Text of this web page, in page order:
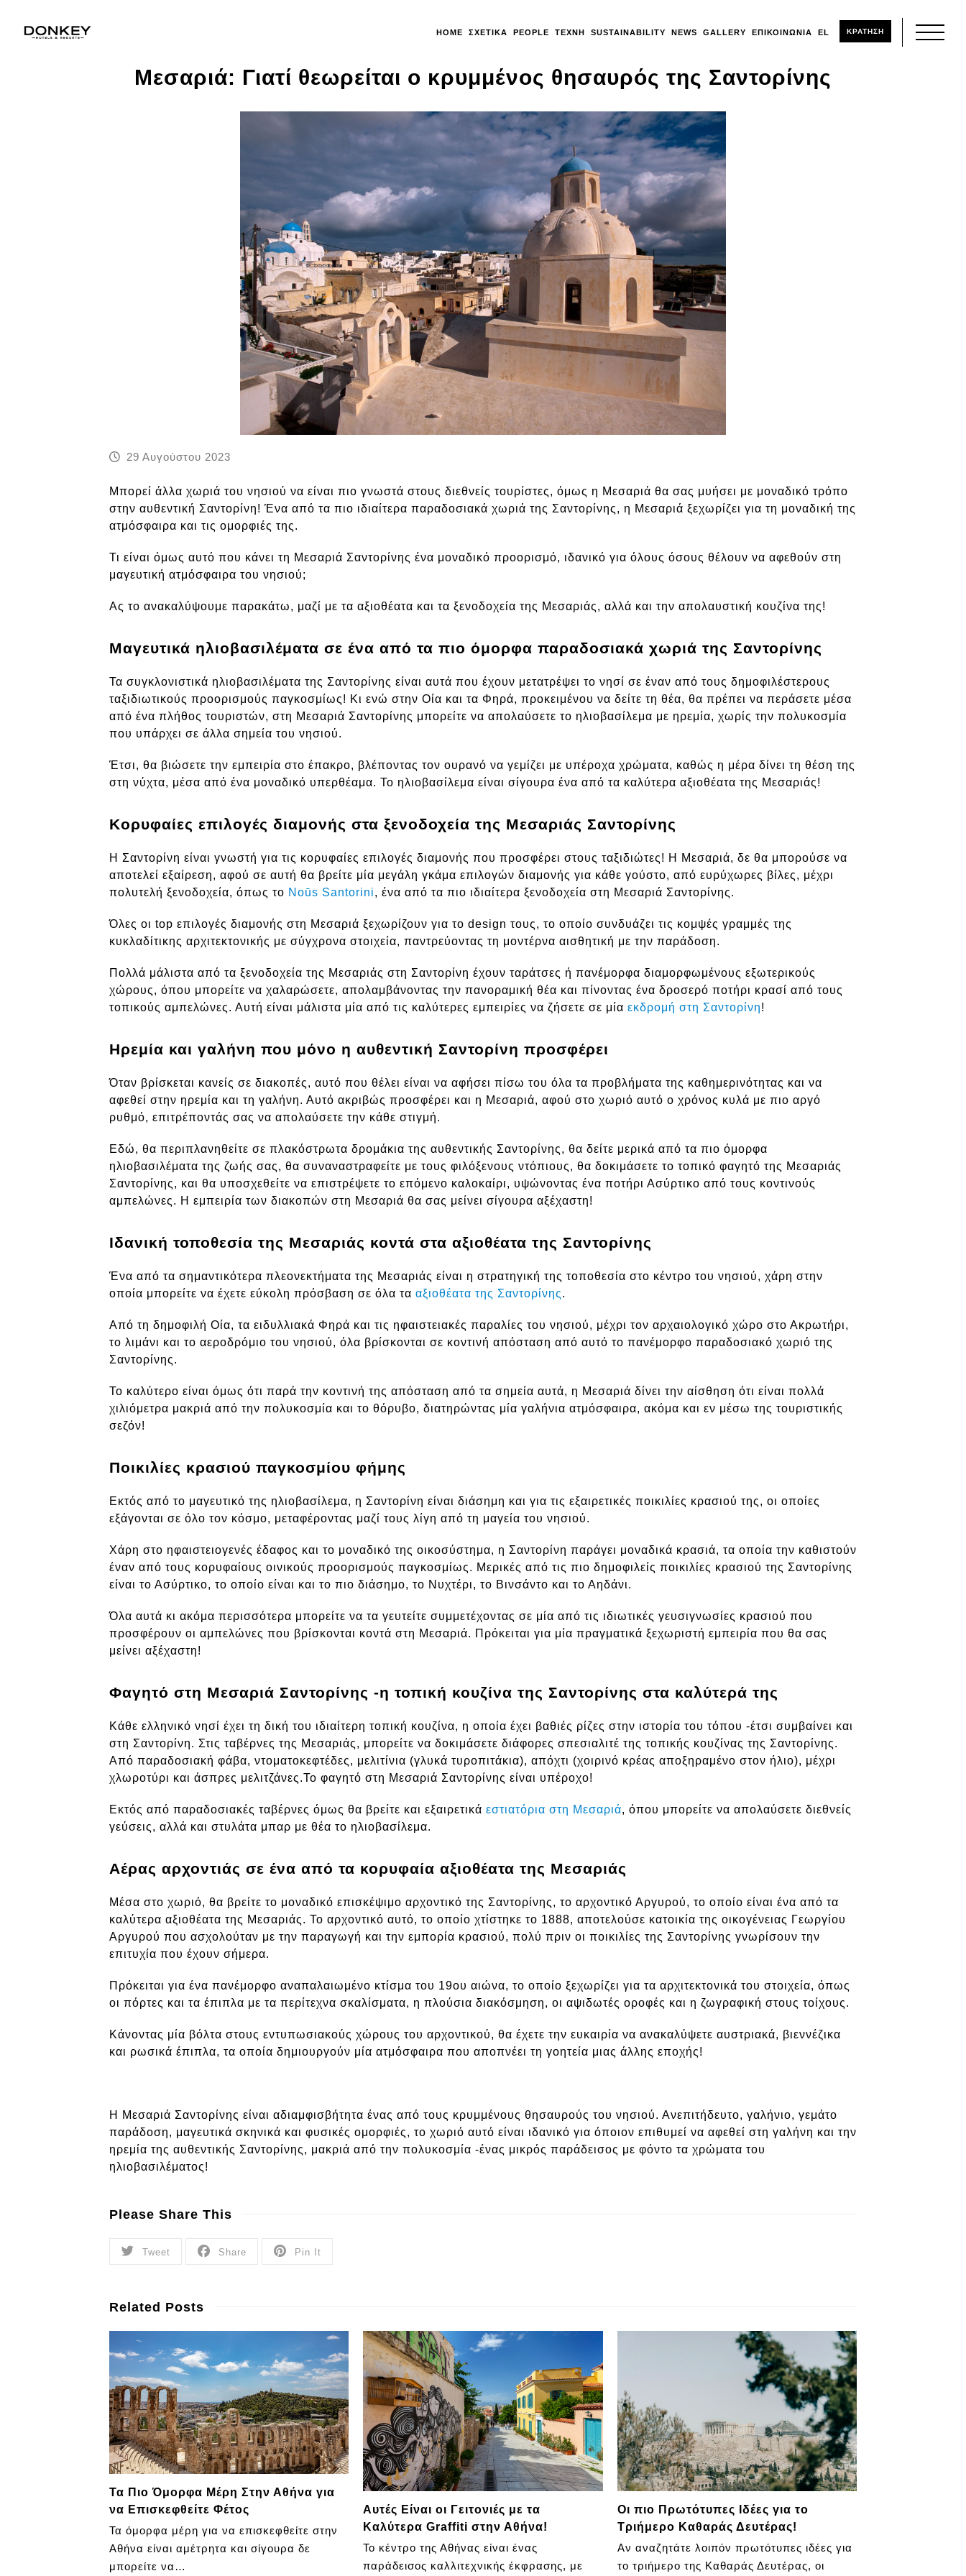
HOME ΣΧΕΤΙΚΆ PEOPLE ΤΈΧΝΗ SUSTAINABILITY NEWS GALLERY ΕΠΙΚΟΙΝΩΝΊΑ EL ΚΡΑΤΗΣΗ
Μεσαριά: Γιατί θεωρείται ο κρυμμένος θησαυρός της Σαντορίνης
29 Αυγούστου 2023
Μπορεί άλλα χωριά του νησιού να είναι πιο γνωστά στους διεθνείς τουρίστες, όμως η Μεσαριά θα σας μυήσει με μοναδικό τρόπο
στην αυθεντική Σαντορίνη! Ένα από τα πιο ιδιαίτερα παραδοσιακά χωριά της Σαντορίνης, η Μεσαριά ξεχωρίζει για τη μοναδική της
ατμόσφαιρα και τις ομορφιές της.
Τι είναι όμως αυτό που κάνει τη Μεσαριά Σαντορίνης ένα μοναδικό προορισμό, ιδανικό για όλους όσους θέλουν να αφεθούν στη
μαγευτική ατμόσφαιρα του νησιού;
Ας το ανακαλύψουμε παρακάτω, μαζί με τα αξιοθέατα και τα ξενοδοχεία της Μεσαριάς, αλλά και την απολαυστική κουζίνα της!
Μαγευτικά ηλιοβασιλέματα σε ένα από τα πιο όμορφα παραδοσιακά χωριά της Σαντορίνης
Τα συγκλονιστικά ηλιοβασιλέματα της Σαντορίνης είναι αυτά που έχουν μετατρέψει το νησί σε έναν από τους δημοφιλέστερους
ταξιδιωτικούς προορισμούς παγκοσμίως! Κι ενώ στην Οία και τα Φηρά, προκειμένου να δείτε τη θέα, θα πρέπει να περάσετε μέσα
από ένα πλήθος τουριστών, στη Μεσαριά Σαντορίνης μπορείτε να απολαύσετε το ηλιοβασίλεμα με ηρεμία, χωρίς την πολυκοσμία
που υπάρχει σε άλλα σημεία του νησιού.
Έτσι, θα βιώσετε την εμπειρία στο έπακρο, βλέποντας τον ουρανό να γεμίζει με υπέροχα χρώματα, καθώς η μέρα δίνει τη θέση της
στη νύχτα, μέσα από ένα μοναδικό υπερθέαμα. Το ηλιοβασίλεμα είναι σίγουρα ένα από τα καλύτερα αξιοθέατα της Μεσαριάς!
Κορυφαίες επιλογές διαμονής στα ξενοδοχεία της Μεσαριάς Σαντορίνης
Η Σαντορίνη είναι γνωστή για τις κορυφαίες επιλογές διαμονής που προσφέρει στους ταξιδιώτες! Η Μεσαριά, δε θα μπορούσε να
αποτελεί εξαίρεση, αφού σε αυτή θα βρείτε μία μεγάλη γκάμα επιλογών διαμονής για κάθε γούστο, από ευρύχωρες βίλες, μέχρι
πολυτελή ξενοδοχεία, όπως το Noūs Santorini, ένα από τα πιο ιδιαίτερα ξενοδοχεία στη Μεσαριά Σαντορίνης.
Όλες οι top επιλογές διαμονής στη Μεσαριά ξεχωρίζουν για το design τους, το οποίο συνδυάζει τις κομψές γραμμές της
κυκλαδίτικης αρχιτεκτονικής με σύγχρονα στοιχεία, παντρεύοντας τη μοντέρνα αισθητική με την παράδοση.
Πολλά μάλιστα από τα ξενοδοχεία της Μεσαριάς στη Σαντορίνη έχουν ταράτσες ή πανέμορφα διαμορφωμένους εξωτερικούς
χώρους, όπου μπορείτε να χαλαρώσετε, απολαμβάνοντας την πανοραμική θέα και πίνοντας ένα δροσερό ποτήρι κρασί από τους
τοπικούς αμπελώνες. Αυτή είναι μάλιστα μία από τις καλύτερες εμπειρίες να ζήσετε σε μία εκδρομή στη Σαντορίνη!
Ηρεμία και γαλήνη που μόνο η αυθεντική Σαντορίνη προσφέρει
Όταν βρίσκεται κανείς σε διακοπές, αυτό που θέλει είναι να αφήσει πίσω του όλα τα προβλήματα της καθημερινότητας και να
αφεθεί στην ηρεμία και τη γαλήνη. Αυτό ακριβώς προσφέρει και η Μεσαριά, αφού στο χωριό αυτό ο χρόνος κυλά με πιο αργό
ρυθμό, επιτρέποντάς σας να απολαύσετε την κάθε στιγμή.
Εδώ, θα περιπλανηθείτε σε πλακόστρωτα δρομάκια της αυθεντικής Σαντορίνης, θα δείτε μερικά από τα πιο όμορφα
ηλιοβασιλέματα της ζωής σας, θα συναναστραφείτε με τους φιλόξενους ντόπιους, θα δοκιμάσετε το τοπικό φαγητό της Μεσαριάς
Σαντορίνης, και θα υποσχεθείτε να επιστρέψετε το επόμενο καλοκαίρι, υψώνοντας ένα ποτήρι Ασύρτικο από τους κοντινούς
αμπελώνες. Η εμπειρία των διακοπών στη Μεσαριά θα σας μείνει σίγουρα αξέχαστη!
Ιδανική τοποθεσία της Μεσαριάς κοντά στα αξιοθέατα της Σαντορίνης
Ένα από τα σημαντικότερα πλεονεκτήματα της Μεσαριάς είναι η στρατηγική της τοποθεσία στο κέντρο του νησιού, χάρη στην
οποία μπορείτε να έχετε εύκολη πρόσβαση σε όλα τα αξιοθέατα της Σαντορίνης.
Από τη δημοφιλή Οία, τα ειδυλλιακά Φηρά και τις ηφαιστειακές παραλίες του νησιού, μέχρι τον αρχαιολογικό χώρο στο Ακρωτήρι,
το λιμάνι και το αεροδρόμιο του νησιού, όλα βρίσκονται σε κοντινή απόσταση από αυτό το πανέμορφο παραδοσιακό χωριό της
Σαντορίνης.
Το καλύτερο είναι όμως ότι παρά την κοντινή της απόσταση από τα σημεία αυτά, η Μεσαριά δίνει την αίσθηση ότι είναι πολλά
χιλιόμετρα μακριά από την πολυκοσμία και το θόρυβο, διατηρώντας μία γαλήνια ατμόσφαιρα, ακόμα και εν μέσω της τουριστικής
σεζόν!
Ποικιλίες κρασιού παγκοσμίου φήμης
Εκτός από το μαγευτικό της ηλιοβασίλεμα, η Σαντορίνη είναι διάσημη και για τις εξαιρετικές ποικιλίες κρασιού της, οι οποίες
εξάγονται σε όλο τον κόσμο, μεταφέροντας μαζί τους λίγη από τη μαγεία του νησιού.
Χάρη στο ηφαιστειογενές έδαφος και το μοναδικό της οικοσύστημα, η Σαντορίνη παράγει μοναδικά κρασιά, τα οποία την καθιστούν
έναν από τους κορυφαίους οινικούς προορισμούς παγκοσμίως. Μερικές από τις πιο δημοφιλείς ποικιλίες κρασιού της Σαντορίνης
είναι το Ασύρτικο, το οποίο είναι και το πιο διάσημο, το Νυχτέρι, το Βινσάντο και το Αηδάνι.
Όλα αυτά κι ακόμα περισσότερα μπορείτε να τα γευτείτε συμμετέχοντας σε μία από τις ιδιωτικές γευσιγνωσίες κρασιού που
προσφέρουν οι αμπελώνες που βρίσκονται κοντά στη Μεσαριά. Πρόκειται για μία πραγματικά ξεχωριστή εμπειρία που θα σας
μείνει αξέχαστη!
Φαγητό στη Μεσαριά Σαντορίνης -η τοπική κουζίνα της Σαντορίνης στα καλύτερά της
Κάθε ελληνικό νησί έχει τη δική του ιδιαίτερη τοπική κουζίνα, η οποία έχει βαθιές ρίζες στην ιστορία του τόπου -έτσι συμβαίνει και
στη Σαντορίνη. Στις ταβέρνες της Μεσαριάς, μπορείτε να δοκιμάσετε διάφορες σπεσιαλιτέ της τοπικής κουζίνας της Σαντορίνης.
Από παραδοσιακή φάβα, ντοματοκεφτέδες, μελιτίνια (γλυκά τυροπιτάκια), απόχτι (χοιρινό κρέας αποξηραμένο στον ήλιο), μέχρι
χλωροτύρι και άσπρες μελιτζάνες.Το φαγητό στη Μεσαριά Σαντορίνης είναι υπέροχο!
Εκτός από παραδοσιακές ταβέρνες όμως θα βρείτε και εξαιρετικά εστιατόρια στη Μεσαριά, όπου μπορείτε να απολαύσετε διεθνείς
γεύσεις, αλλά και στυλάτα μπαρ με θέα το ηλιοβασίλεμα.
Αέρας αρχοντιάς σε ένα από τα κορυφαία αξιοθέατα της Μεσαριάς
Μέσα στο χωριό, θα βρείτε το μοναδικό επισκέψιμο αρχοντικό της Σαντορίνης, το αρχοντικό Αργυρού, το οποίο είναι ένα από τα
καλύτερα αξιοθέατα της Μεσαριάς. Το αρχοντικό αυτό, το οποίο χτίστηκε το 1888, αποτελούσε κατοικία της οικογένειας Γεωργίου
Αργυρού που ασχολούταν με την παραγωγή και την εμπορία κρασιού, πολύ πριν οι ποικιλίες της Σαντορίνης γνωρίσουν την
επιτυχία που έχουν σήμερα.
Πρόκειται για ένα πανέμορφο αναπαλαιωμένο κτίσμα του 19ου αιώνα, το οποίο ξεχωρίζει για τα αρχιτεκτονικά του στοιχεία, όπως
οι πόρτες και τα έπιπλα με τα περίτεχνα σκαλίσματα, η πλούσια διακόσμηση, οι αψιδωτές οροφές και η ζωγραφική στους τοίχους.
Κάνοντας μία βόλτα στους εντυπωσιακούς χώρους του αρχοντικού, θα έχετε την ευκαιρία να ανακαλύψετε αυστριακά, βιεννέζικα
και ρωσικά έπιπλα, τα οποία δημιουργούν μία ατμόσφαιρα που αποπνέει τη γοητεία μιας άλλης εποχής!
Η Μεσαριά Σαντορίνης είναι αδιαμφισβήτητα ένας από τους κρυμμένους θησαυρούς του νησιού. Ανεπιτήδευτο, γαλήνιο, γεμάτο
παράδοση, μαγευτικά σκηνικά και φυσικές ομορφιές, το χωριό αυτό είναι ιδανικό για όποιον επιθυμεί να αφεθεί στη γαλήνη και την
ηρεμία της αυθεντικής Σαντορίνης, μακριά από την πολυκοσμία -ένας μικρός παράδεισος με φόντο τα χρώματα του
ηλιοβασιλέματος!
Please Share This
Tweet Share Pin It
Related Posts
Τα Πιο Όμορφα Μέρη Στην Αθήνα για
να Επισκεφθείτε Φέτος
Τα όμορφα μέρη για να επισκεφθείτε στην
Αθήνα είναι αμέτρητα και σίγουρα δε
μπορείτε να…
Αυτές Είναι οι Γειτονιές με τα
Καλύτερα Graffiti στην Αθήνα!
Το κέντρο της Αθήνας είναι ένας
παράδεισος καλλιτεχνικής έκφρασης, με
Οι πιο Πρωτότυπες Ιδέες για το
Τριήμερο Καθαράς Δευτέρας!
Αν αναζητάτε λοιπόν πρωτότυπες ιδέες για
το τριήμερο της Καθαράς Δευτέρας, οι